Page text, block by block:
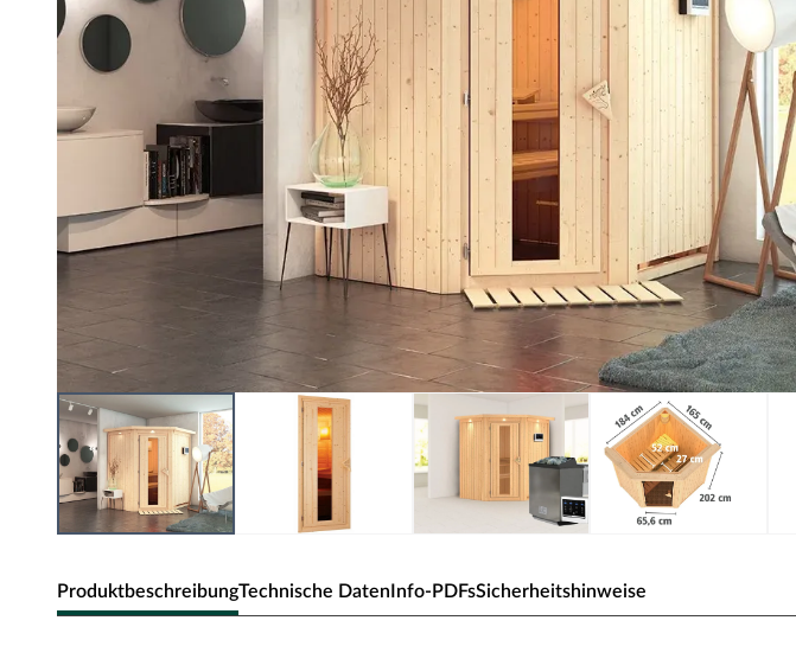
ProduktbeschreibungTechnische DatenInfo-PDFsSicherheitshinweise